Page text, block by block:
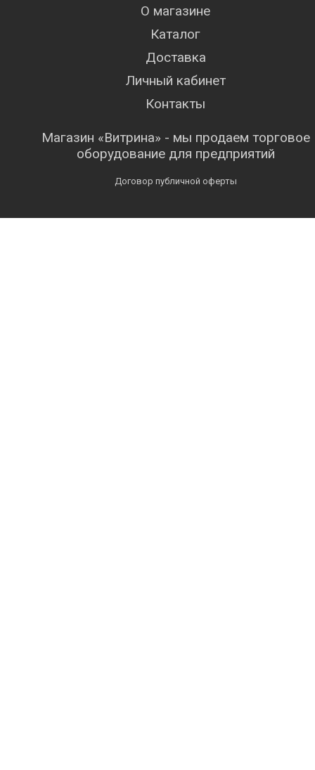
О магазине
Каталог
Доставка
Личный кабинет
Контакты
Магазин «Витрина» - мы продаем торговое
оборудование для предприятий
Договор публичной оферты